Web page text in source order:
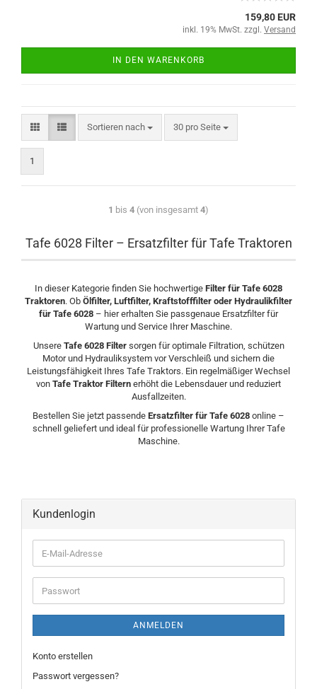
159,80 EUR
inkl. 19% MwSt. zzgl. Versand
IN DEN WARENKORB
Sortieren nach 30 pro Seite
1
1 bis 4 (von insgesamt 4)
Tafe 6028 Filter – Ersatzfilter für Tafe Traktoren
In dieser Kategorie finden Sie hochwertige Filter für Tafe 6028
Traktoren. Ob Ölfilter, Luftfilter, Kraftstofffilter oder Hydraulikfilter
für Tafe 6028 – hier erhalten Sie passgenaue Ersatzfilter für
Wartung und Service Ihrer Maschine.
Unsere Tafe 6028 Filtersorgen für optimale Filtration, schützen
Motor und Hydrauliksystem vor Verschleiß und sichern die
Leistungsfähigkeit Ihres Tafe Traktors. Ein regelmäßiger Wechsel
von Tafe Traktor Filtern erhöht die Lebensdauer und reduziert
Ausfallzeiten.
Bestellen Sie jetzt passende Ersatzfilter für Tafe 6028 online –
schnell geliefert und ideal für professionelle Wartung Ihrer Tafe
Maschine.
Kundenlogin
ANMELDEN
Konto erstellen
Passwort vergessen?